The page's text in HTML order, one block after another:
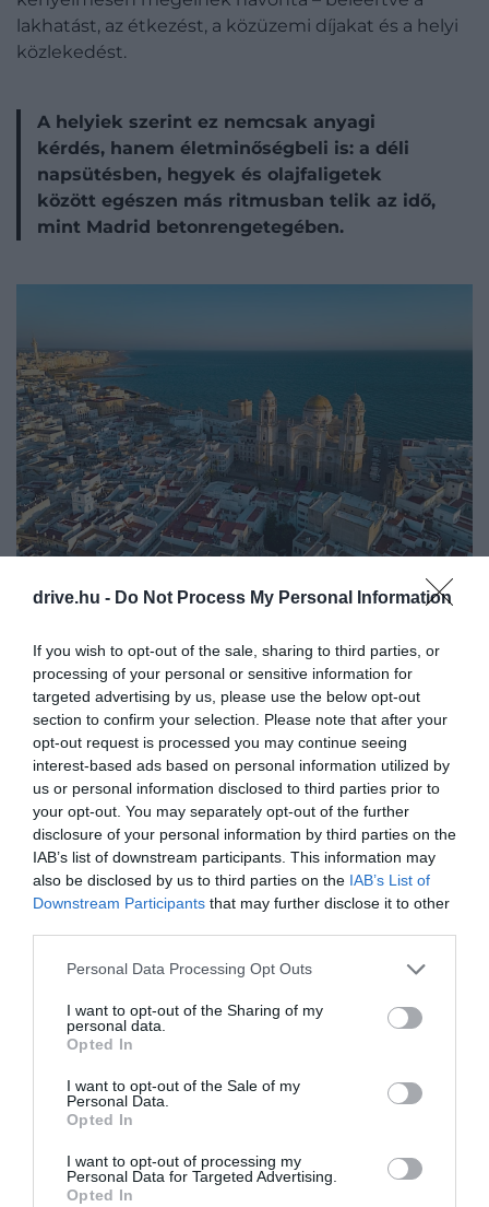
drive.hu - Do Not Process My Personal Information
If you wish to opt-out of the sale, sharing to third parties, or
processing of your personal or sensitive information for
targeted advertising by us, please use the below opt-out
section to confirm your selection. Please note that after your
opt-out request is processed you may continue seeing
interest-based ads based on personal information utilized by
us or personal information disclosed to third parties prior to
your opt-out. You may separately opt-out of the further
disclosure of your personal information by third parties on the
IAB’s list of downstream participants. This information may
also be disclosed by us to third parties on the IAB’s List of
Downstream Participants that may further disclose it to other
Please note that this website/app uses one or more Google
not limited to your visit or usage behaviour. You may click to
grant or deny consent to Google and its third-party tags to
use your data for below specified purposes in below Google
consent section.
Personal Data Processing Opt Outs
I want to opt-out of the Sharing of my
personal data.
Opted In
I want to opt-out of the Sale of my
Personal Data.
Opted In
I want to opt-out of processing my
Personal Data for Targeted Advertising.
Opted In
lakhatást, az étkezést, a közüzemi díjakat és a helyi
közlekedést.
A helyiek szerint ez nemcsak anyagi
kérdés, hanem életminőségbeli is: a déli
napsütésben, hegyek és olajfaligetek
között egészen más ritmusban telik az idő,
mint Madrid betonrengetegében.
Ha ősszel indulnál útnak:Spanyolország ősszel:
6 meseszép úti cél, amit egyszer látnod kell!
AZ ÉREM MÁSIK OLDALA
kötni. A vidéki régiókban jóval gyengébb a
tömegközlekedés, a nagy sebességű internet sem
ritkábbak. Azonban aki nyitott a helyi életformára, az
gyorsan beleszerethet ezekbe a rejtett
gyöngyszemekbe, ahol a helyiek ismerik egymást, a
piacokon még alkudozni lehet, és az éttermekben